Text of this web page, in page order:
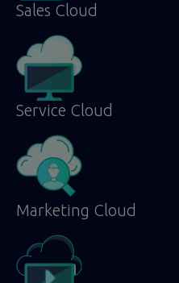
Sales Cloud
Service Cloud
Marketing Cloud